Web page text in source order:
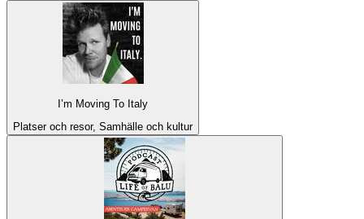
I’m Moving To Italy
Platser och resor, Samhälle och kultur